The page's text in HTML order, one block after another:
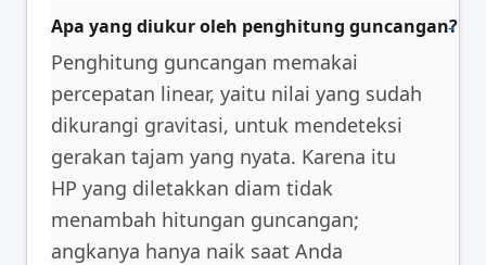
Apa yang diukur oleh penghitung guncangan?
Penghitung guncangan memakai
percepatan linear, yaitu nilai yang sudah
dikurangi gravitasi, untuk mendeteksi
gerakan tajam yang nyata. Karena itu
HP yang diletakkan diam tidak
menambah hitungan guncangan;
angkanya hanya naik saat Anda